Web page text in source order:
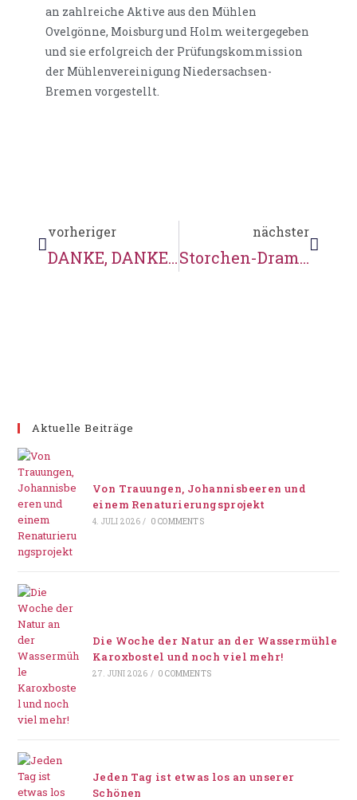
an zahlreiche Aktive aus den Mühlen
Ovelgönne, Moisburg und Holm weitergegeben
und sie erfolgreich der Prüfungskommission
der Mühlenvereinigung Niedersachsen-
Bremen vorgestellt.
vorheriger
DANKE, DANKE, DANKE
nächster
Storchen-Drama in Karoxbostel
Aktuelle Beiträge
Von Trauungen, Johannisbeeren und
einem Renaturierungsprojekt
4. JULI 2026 / 0 COMMENTS
Die Woche der Natur an der Wassermühle
Karoxbostel und noch viel mehr!
27. JUNI 2026 / 0 COMMENTS
Jeden Tag ist etwas los an unserer
Schönen